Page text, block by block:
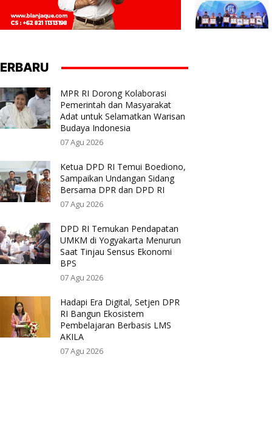
MPR RI Dorong Kolaborasi
Pemerintah dan Masyarakat
Adat untuk Selamatkan Warisan
Budaya Indonesia
07 Agu 2026
Ketua DPD RI Temui Boediono,
Sampaikan Undangan Sidang
Bersama DPR dan DPD RI
07 Agu 2026
DPD RI Temukan Pendapatan
UMKM di Yogyakarta Menurun
Saat Tinjau Sensus Ekonomi
BPS
07 Agu 2026
Hadapi Era Digital, Setjen DPR
RI Bangun Ekosistem
Pembelajaran Berbasis LMS
AKILA
07 Agu 2026